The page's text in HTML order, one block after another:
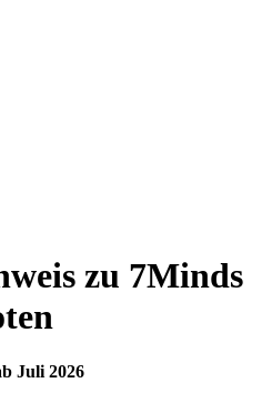
zu 7Minds
Juli 2026